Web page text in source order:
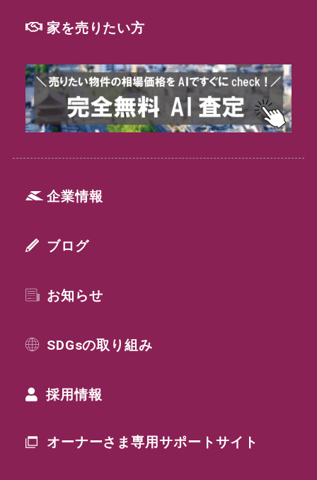
家を売りたい方
企業情報
ブログ
お知らせ
SDGsの取り組み
採用情報
オーナーさま専用サポートサイト